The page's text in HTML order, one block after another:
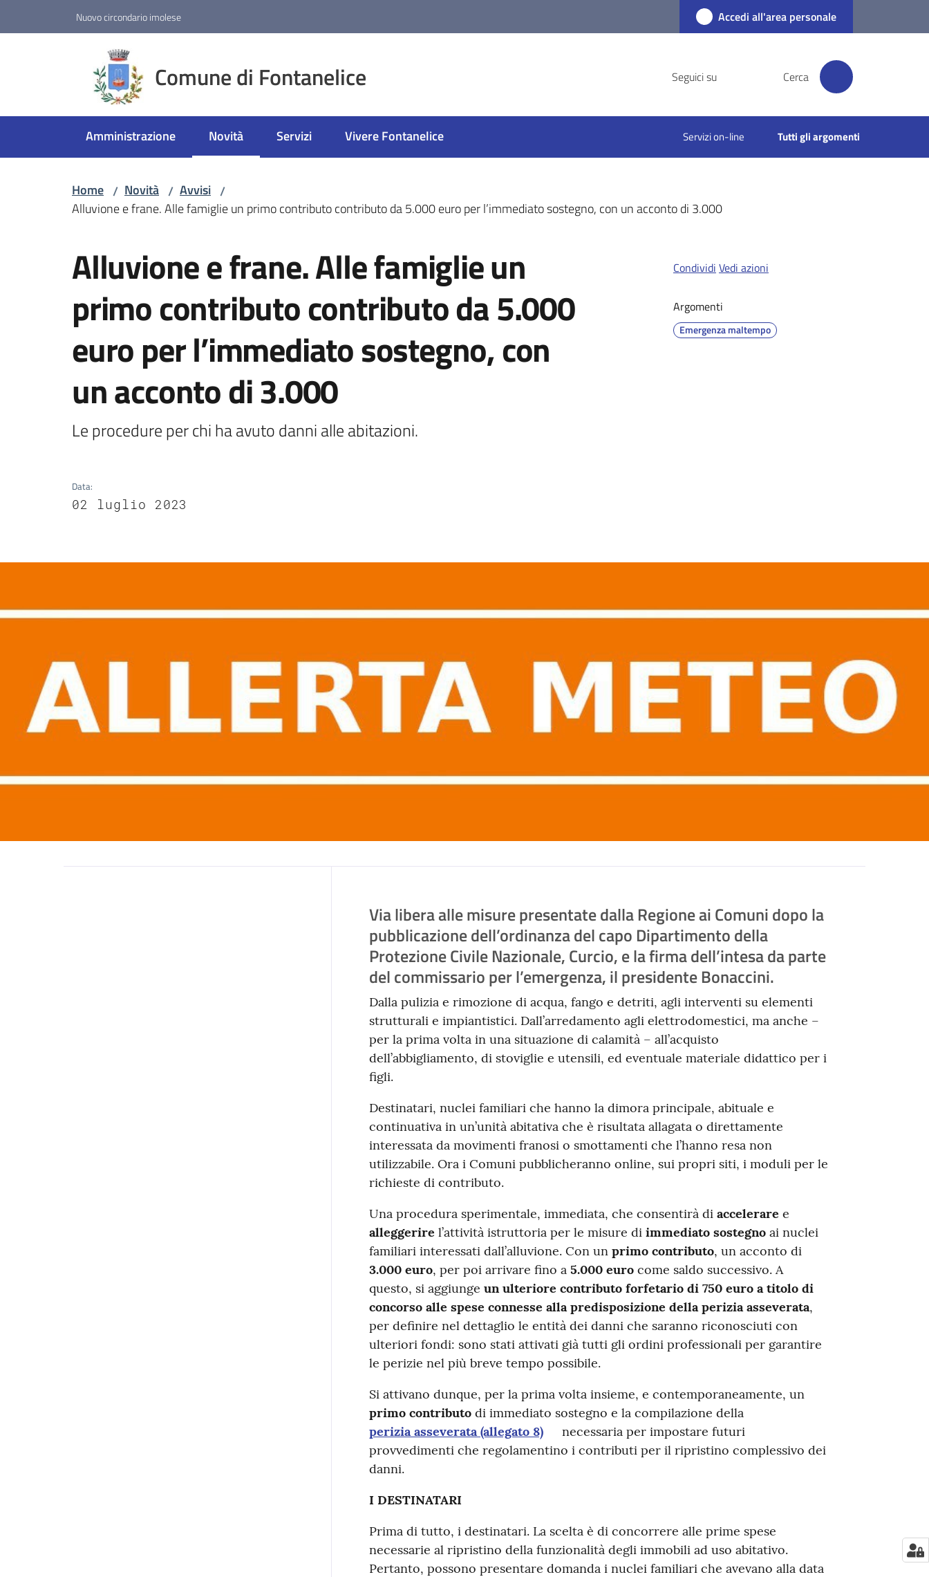
Nuovo circondario imolese Accedi all'area personale
Comune di Fontanelice Seguici su Cerca
Amministrazione Novità
Menu selezionato
Servizi Vivere Fontanelice Servizi on-line Tutti gli argomenti
Home / Novità / Avvisi /
Alluvione e frane. Alle famiglie un primo contributo contributo da 5.000 euro per l’immediato sostegno, con un acconto di 3.000
Alluvione e frane. Alle famiglie un
primo contributo contributo da 5.000
euro per l’immediato sostegno, con
un acconto di 3.000
Le procedure per chi ha avuto danni alle abitazioni.
Data:
02 luglio 2023
Condividi Vedi azioni
Argomenti
Emergenza maltempo
Contenuto
Via libera alle misure presentate dalla Regione ai Comuni dopo la
pubblicazione dell’ordinanza del capo Dipartimento della
Protezione Civile Nazionale, Curcio, e la firma dell’intesa da parte
del commissario per l’emergenza, il presidente Bonaccini.
Dalla pulizia e rimozione di acqua, fango e detriti, agli interventi su elementi
strutturali e impiantistici. Dall’arredamento agli elettrodomestici, ma anche –
per la prima volta in una situazione di calamità – all’acquisto
dell’abbigliamento, di stoviglie e utensili, ed eventuale materiale didattico per i
figli.
Destinatari, nuclei familiari che hanno la dimora principale, abituale e
continuativa in un’unità abitativa che è risultata allagata o direttamente
interessata da movimenti franosi o smottamenti che l’hanno resa non
utilizzabile. Ora i Comuni pubblicheranno online, sui propri siti, i moduli per le
richieste di contributo.
Una procedura sperimentale, immediata, che consentirà di accelerare e
alleggerire l’attività istruttoria per le misure di immediato sostegnoai nuclei
familiari interessati dall’alluvione. Con un primo contributo, un acconto di
3.000 euro, per poi arrivare fino a 5.000 eurocome saldo successivo. A
questo, si aggiunge un ulteriore contributo forfetario di 750 euro a titolo di
concorso alle spese connesse alla predisposizione della perizia asseverata,
per definire nel dettaglio le entità dei danni che saranno riconosciuti con
ulteriori fondi: sono stati attivati già tutti gli ordini professionali per garantire
le perizie nel più breve tempo possibile.
Si attivano dunque, per la prima volta insieme, e contemporaneamente, un
primo contributodi immediato sostegno e la compilazione della
perizia asseverata (allegato 8)
necessaria per impostare futuri
provvedimenti che regolamentino i contributi per il ripristino complessivo dei
danni.
I DESTINATARI
Prima di tutto, i destinatari. La scelta è di concorrere alle prime spese
necessarie al ripristino della funzionalità degli immobili ad uso abitativo.
Pertanto, possono presentare domanda i nuclei familiari che avevano alla data